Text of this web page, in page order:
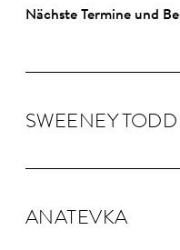
Nächste Termine und
SWEENEY TODD
ANA­TEVKA